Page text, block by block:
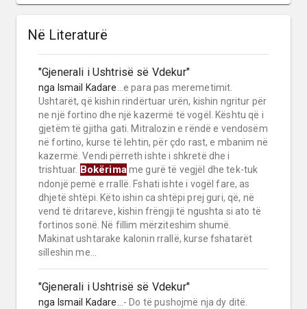
Në Literaturë
"Gjenerali i Ushtrisë së Vdekur"
nga Ismail Kadare ...e para pas meremetimit.
Ushtarët, që kishin rindërtuar urën, kishin ngritur për
ne një fortino dhe një kazermë të vogël. Kështu që i
gjetëm të gjitha gati. Mitralozin e rëndë e vendosëm
në fortino, kurse të lehtin, për çdo rast, e mbanim në
kazermë. Vendi përreth ishte i shkretë dhe i
trishtuar. Bokërimame gurë të vegjël dhe tek-tuk
ndonjë pemë e rrallë. Fshati ishte i vogël fare, as
dhjetë shtëpi. Këto ishin ca shtëpi prej guri, që, në
vend të dritareve, kishin frëngji të ngushta si ato të
fortinos sonë. Në fillim mërziteshim shumë.
Makinat ushtarake kalonin rrallë, kurse fshatarët
silleshin me...
"Gjenerali i Ushtrisë së Vdekur"
nga Ismail Kadare ...- Do të pushojmë nja dy ditë.